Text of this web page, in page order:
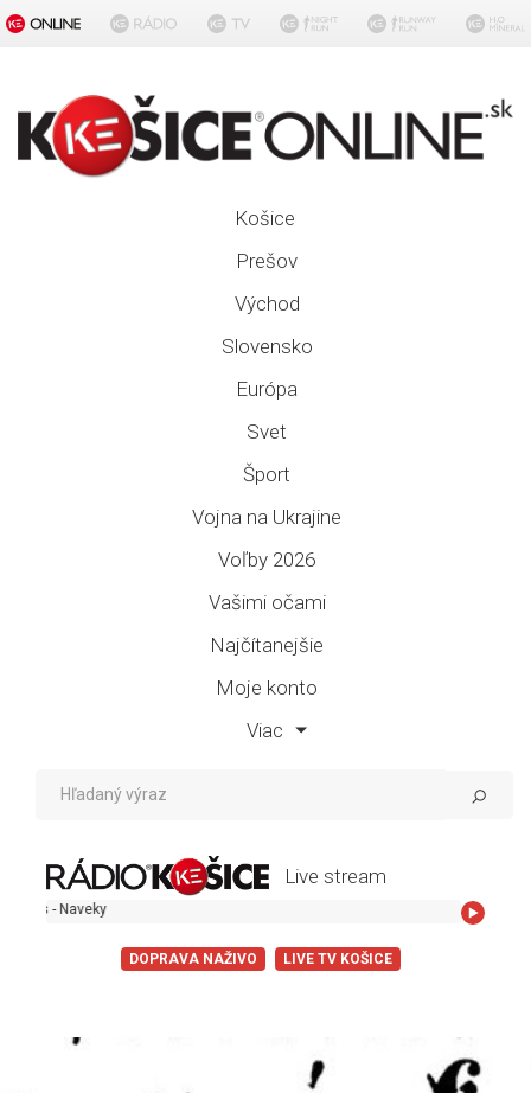
Košice
Prešov
Východ
Slovensko
Európa
Svet
Šport
Vojna na Ukrajine
Voľby 2026
Vašimi očami
Najčítanejšie
Moje konto
Viac
Live stream
DOPRAVA NAŽIVO LIVE TV KOŠICE